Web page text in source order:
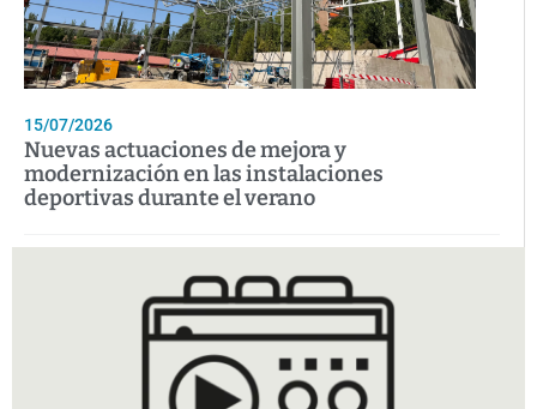
15/07/2026
Nuevas actuaciones de mejora y
modernización en las instalaciones
deportivas durante el verano